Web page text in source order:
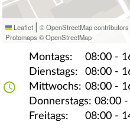
Leaflet | © OpenStreetMap
Protomaps ©OpenStreetMap
Montags:
08:00 -
Dienstags:
08:00 -
Mittwochs: 08:00 -
Donnerstags: 08:00
Freitags:
08:00 -